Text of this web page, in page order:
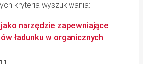
kryteria wyszukiwania:
narzędzie zapewniające
ładunku w organicznych